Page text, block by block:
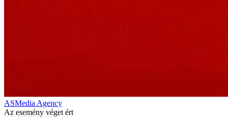
ASMedia Agency
Az esemény véget ért